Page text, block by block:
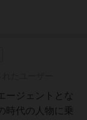
ージェントとな
時代の人物に乗